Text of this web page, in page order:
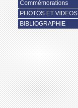
Commémorations
PHOTOS ET VIDEOS
BIBLIOGRAPHIE